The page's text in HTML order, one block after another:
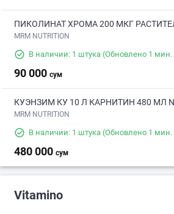
ПИКОЛИНАТ ХРОМА 200 МКГ
MRM NUTRITION
В наличии: 1 штука (Обновлено 1 мин.
90 000 сум
КУЭНЗИМ КУ 10 Л КАРНИТИН 480 МЛ
MRM NUTRITION
В наличии: 1 штука (Обновлено 1 мин.
480 000 сум
Vitamino